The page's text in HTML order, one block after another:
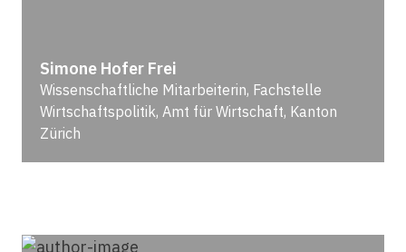
Simone Hofer Frei
Wissenschaftliche Mitarbeiterin, Fachstelle
Wirtschaftspolitik, Amt für Wirtschaft, Kanton
Zürich